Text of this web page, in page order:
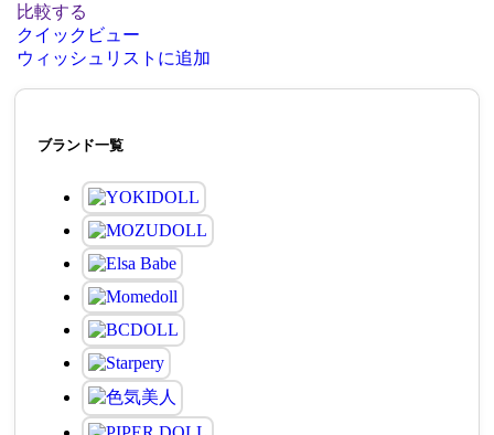
比較する
クイックビュー
ウィッシュリストに追加
ブランド一覧